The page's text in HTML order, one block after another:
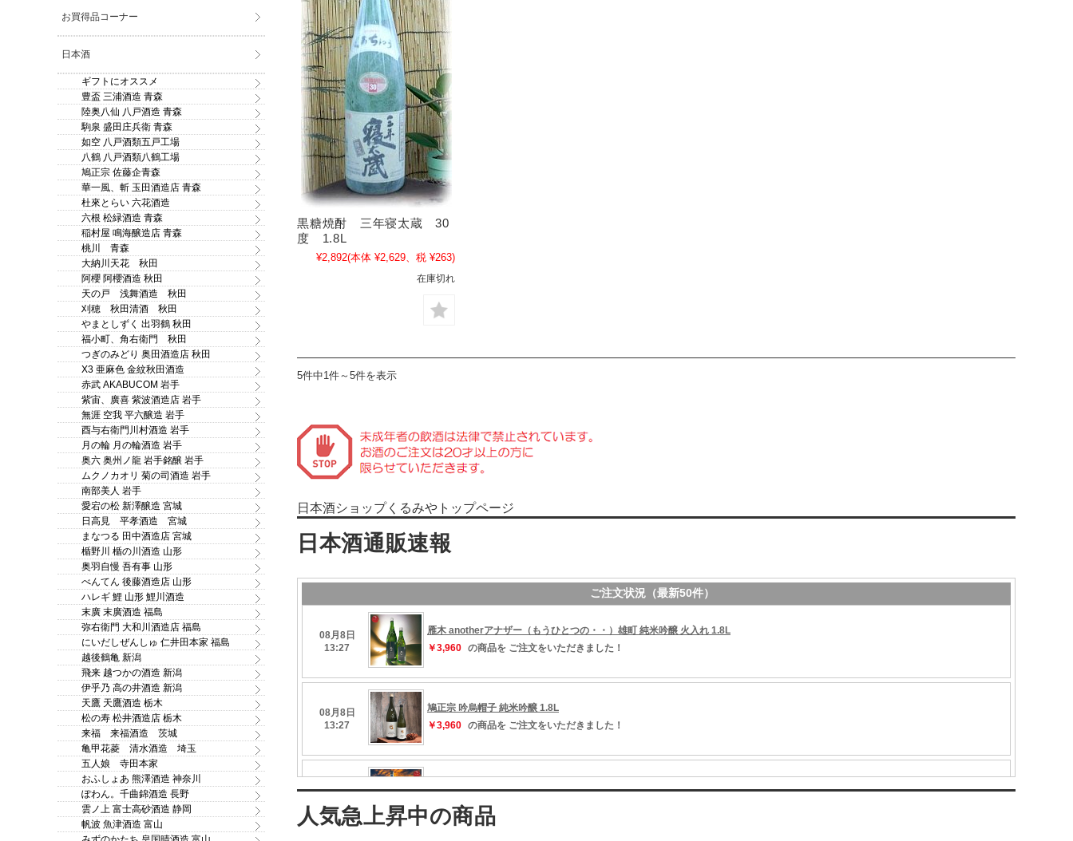
黒糖焼酎 三年寝太蔵 30
度 1.8L
¥2,892(本体 ¥2,629、税 ¥263)
在庫切れ
5件中1件～5件を表示
日本酒ショップくるみやトップページ
お買得品コーナー
日本酒
ギフトにオススメ
豊盃 三浦酒造 青森
陸奥八仙 八戸酒造 青森
駒泉 盛田庄兵衛 青森
如空 八戸酒類五戸工場
八鶴 八戸酒類八鶴工場
鳩正宗 佐藤企青森
華一風、斬 玉田酒造店 青森
杜來とらい 六花酒造
六根 松緑酒造 青森
稲村屋 鳴海醸造店 青森
桃川 青森
大納川天花 秋田
阿櫻 阿櫻酒造 秋田
天の戸 浅舞酒造 秋田
刈穂 秋田清酒 秋田
やまとしずく 出羽鶴 秋田
福小町、角右衛門 秋田
つぎのみどり 奥田酒造店 秋田
X3 亜麻色 金紋秋田酒造
赤武 AKABUCOM 岩手
紫宙、廣喜 紫波酒造店 岩手
無涯 空我 平六醸造 岩手
酉与右衛門川村酒造 岩手
月の輪 月の輪酒造 岩手
奥六 奥州ノ龍 岩手銘醸 岩手
ムクノカオリ 菊の司酒造 岩手
南部美人 岩手
愛宕の松 新澤醸造 宮城
日高見 平孝酒造 宮城
まなつる 田中酒造店 宮城
楯野川 楯の川酒造 山形
奥羽自慢 吾有事 山形
べんてん 後藤酒造店 山形
ハレギ 鯉 山形 鯉川酒造
末廣 末廣酒造 福島
弥右衛門 大和川酒造店 福島
にいだしぜんしゅ 仁井田本家 福島
越後鶴亀 新潟
飛来 越つかの酒造 新潟
伊乎乃 高の井酒造 新潟
天鷹 天鷹酒造 栃木
松の寿 松井酒造店 栃木
来福 来福酒造 茨城
亀甲花菱 清水酒造 埼玉
五人娘 寺田本家
おふしょあ 熊澤酒造 神奈川
ぽわん。千曲錦酒造 長野
雲ノ上 富士高砂酒造 静岡
帆波 魚津酒造 富山